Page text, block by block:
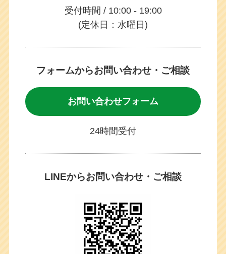
受付時間 / 10:00 - 19:00
(定休日：水曜日)
フォームからお問い合わせ・ご相談
お問い合わせフォーム
24時間受付
LINEからお問い合わせ・ご相談